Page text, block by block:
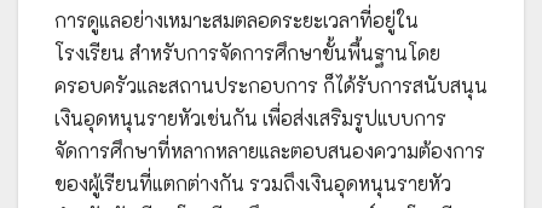
การดูแลอย่างเหมาะสมตลอดระยะเวลาที่อยู่ใน
โรงเรียน สำหรับการจัดการศึกษาขั้นพื้นฐานโดย
ครอบครัวและสถานประกอบการ ก็ได้รับการสนับสนุน
เงินอุดหนุนรายหัวเช่นกัน เพื่อส่งเสริมรูปแบบการ
จัดการศึกษาที่หลากหลายและตอบสนองความต้องการ
ของผู้เรียนที่แตกต่างกัน รวมถึงเงินอุดหนุนรายหัว